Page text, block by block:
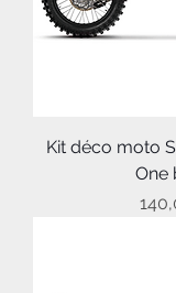
Kit déco moto
One
Prix